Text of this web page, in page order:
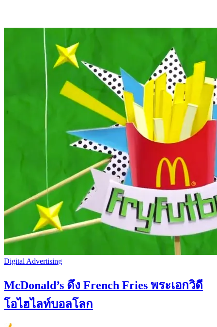
Digital Advertising
McDonald’s ดึง French Fries พระเอกวิดี
โอไฮไลท์บอลโลก